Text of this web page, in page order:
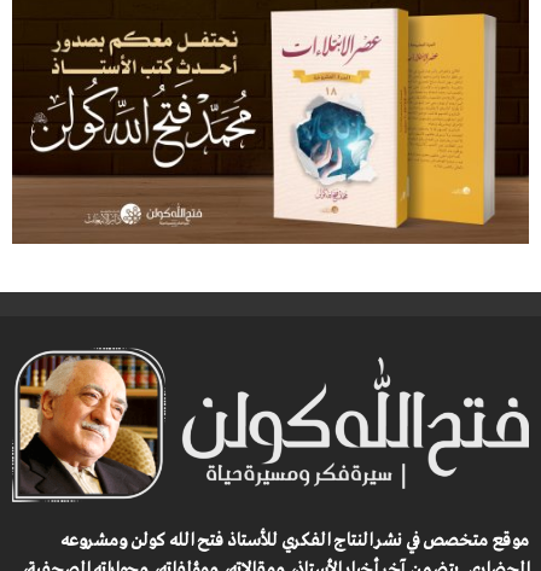
موقع متخصص في نشر النتاج الفكري للأستاذ فتح الله كولن ومشروعه